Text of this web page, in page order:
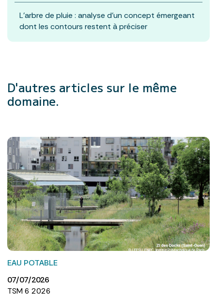
L’arbre de pluie : analyse d’un concept émergeant
dont les contours restent à préciser
D'autres articles sur le même
domaine.
EAU POTABLE
07/07/2026
TSM 6 2026